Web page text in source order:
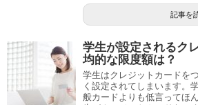
記事を
学生が設定されるク
均的な限度額は？
学生はクレジットカードを
く設定されてしまいます。
般カードよりも低言ってほ